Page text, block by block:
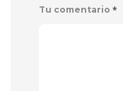
Tu comentario *